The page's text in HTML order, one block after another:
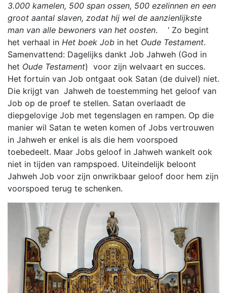
3.000 kamelen, 500 span ossen, 500 ezelinnen en een
groot aantal slaven, zodat hij wel de aanzienlijkste
man van alle bewoners van het oosten. ‘ Zo begint
het verhaal in Het boek Job in het Oude Testament.
Samenvattend: Dagelijks dankt Job Jahweh (God in
het Oude Testament) voor zijn welvaart en succes.
Het fortuin van Job ontgaat ook Satan (de duivel) niet.
Die krijgt van Jahweh de toestemming het geloof van
Job op de proef te stellen. Satan overlaadt de
diepgelovige Job met tegenslagen en rampen. Op die
manier wil Satan te weten komen of Jobs vertrouwen
in Jahweh er enkel is als die hem voorspoed
toebedeelt. Maar Jobs geloof in Jahweh wankelt ook
niet in tijden van rampspoed. Uiteindelijk beloont
Jahweh Job voor zijn onwrikbaar geloof door hem zijn
voorspoed terug te schenken.